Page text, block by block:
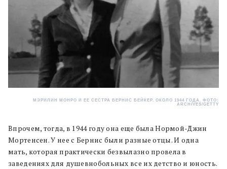
МЭРИЛИН МОНРО И ЕЕ СЕСТРА БЕРНИС БЕЙКЕР, ОКОЛО 1944 ГОДА. ФОТО:
ARCHIVES/GETTY
Впрочем, тогда, в 1944 году она еще была Нормой-Джин
Мортенсен. У нее с Бернис были разные отцы. И одна
мать, которая практически безвылазно провела в
заведениях для душевнобольных все их детство и юность.